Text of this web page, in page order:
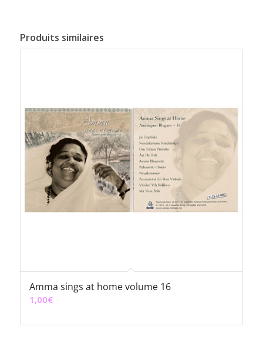
Produits similaires
Amma sings at home volume 16
1,00€